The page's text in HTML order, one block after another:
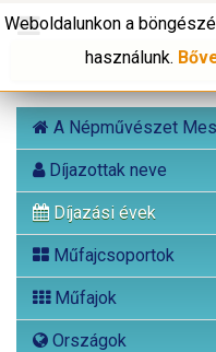
A Népművészet
Díjazottak neve
Díjazási évek
Műfajcsoportok
Műfajok
Országok
Weboldalunkon a
használunk.